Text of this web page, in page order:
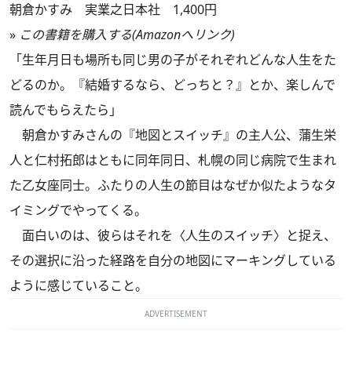
朝倉かすみ 実業之日本社 1,400円
» この書籍を購入する(Amazonへリンク)
「生年月日も場所も同じ男の子がそれぞれどんな人生をた
どるのか。『結婚するなら、どっちと？』とか、楽しんで
読んでもらえたら」
朝倉かすみさんの『地図とスイッチ』の主人公、蒲生栄
人と仁村拓郎はともに同年同日、札幌の同じ病院で生まれ
た乙女座同士。ふたりの人生の節目はなぜか似たようなタ
イミングでやってくる。
面白いのは、彼らはそれを〈人生のスイッチ〉と捉え、
その選択に沿った経路を自分の地図にマーキングしている
ように感じていること。
ADVERTISEMENT